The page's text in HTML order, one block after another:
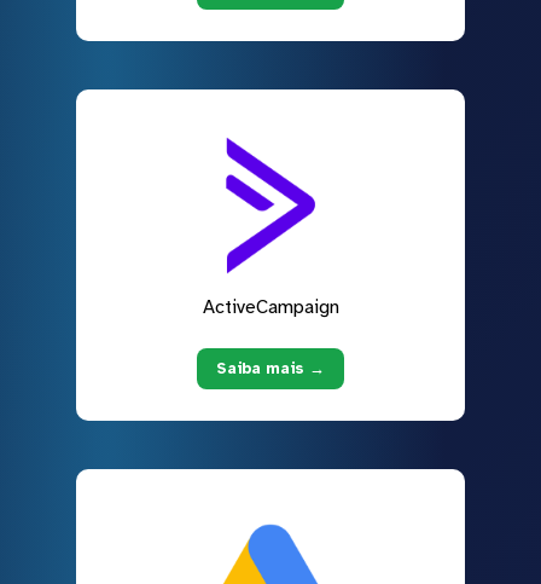
ActiveCampaign
Saiba mais →